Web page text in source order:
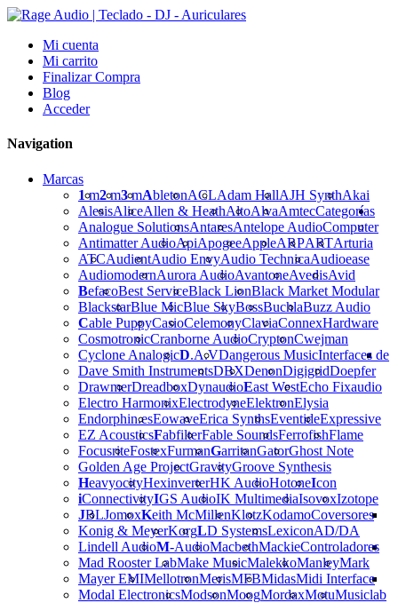
Mi cuenta
Mi carrito
Finalizar Compra
Blog
Acceder
Navigation
Marcas
1m2m3mAbletonACLAdam HallAJH SynthAkai
AlesisAliceAllen & HeathAltoAlvaAmtec
Analogue SolutionsAntaresAntelope Audio
Antimatter AudioApiApogeeAppleARPARTArturia
ATCAudientAudio EnvyAudio TechnicaAudioease
AudiomodernAurora AudioAvantoneAvedisAvid
BefacoBest ServiceBlack LionBlack Market Modular
BlackstarBlue MicBlue SkyBossBuchlaBuzz Audio
Cable PuppyCasioCelemonyClaviaConnex
CosmotronicCranborne AudioCryptonCwejman
Cyclone AnalogicD.A.VDangerous Music
Dave Smith InstrumentsDBXDenonDigigridDoepfer
DrawmerDreadboxDynaudioEast WestEcho Fix
Electro HarmonixElectrodyneElektronElysia
Endorphin.esEowaveErica SynthsEventideExpressive
EZ AcousticsFabfilterFable SoundsFerrofishFlame
FocusriteFostexFurmanGarritanGatorGhost Note
Golden Age ProjectGravityGroove Synthesis
HeavyocityHexinverterHK AudioHotoneIcon
iConnectivityIGS AudioIK MultimediaIsovoxIzotope
JBLJomoxKeith McMillenKlotzKodamo
Konig & MeyerKorgLD SystemsLexicon
Lindell AudioM-AudioMacbethMackie
Mad Rooster LabMake MusicMalekkoManleyMark
Mayer EMIMellotronMerisMFBMidas
Modal ElectronicsModsonMoogMordaxMotuMusiclab
Categorías
Computer
Hardware
Interfaces de
audio
Coversores
AD/DA
Controladores
Midi Interface